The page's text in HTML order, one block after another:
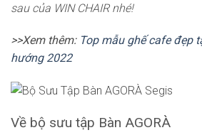
sau của WIN CHAIR nhé!
>>Xem thêm: Top mẫu ghế cafe đẹp
hướng 2022
Về bộ sưu tập Bàn AGORÀ